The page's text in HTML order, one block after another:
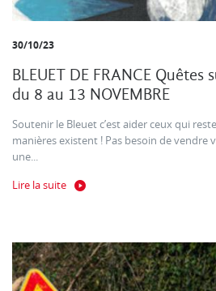
30/10/23
BLEUET DE FRANCE Quêtes
du 8 au 13 NOVEMBRE
Soutenir le Bleuet c’est aider ceux qui
manières existent ! Pas besoin de
une...
Lire la suite